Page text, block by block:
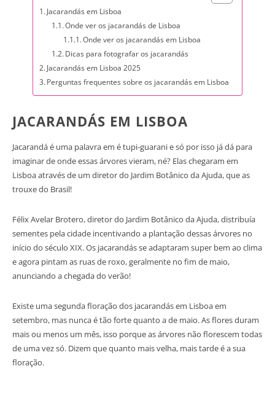
Jacarandás em Lisboa
Onde ver os jacarandás de Lisboa
Onde ver os jacarandás em Lisboa
Dicas para fotografar os jacarandás
Jacarandás em Lisboa 2025
Perguntas frequentes sobre os jacarandás em Lisboa
JACARANDÁS EM LISBOA
Jacarandá é uma palavra em é tupi-guarani e só por isso já dá para
imaginar de onde essas árvores vieram, né? Elas chegaram em
Lisboa através de um diretor do Jardim Botânico da Ajuda, que as
trouxe do Brasil!
Félix Avelar Brotero, diretor do Jardim Botânico da Ajuda, distribuía
sementes pela cidade incentivando a plantação dessas árvores no
início do século XIX. Os jacarandás se adaptaram super bem ao clima
e agora pintam as ruas de roxo, geralmente no fim de maio,
anunciando a chegada do verão!
Existe uma segunda floração dos jacarandás em Lisboa em
setembro, mas nunca é tão forte quanto a de maio. As flores duram
mais ou menos um mês, isso porque as árvores não florescem todas
de uma vez só. Dizem que quanto mais velha, mais tarde é a sua
floração.